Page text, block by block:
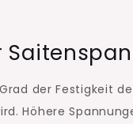
der Festigkeit
Höhere